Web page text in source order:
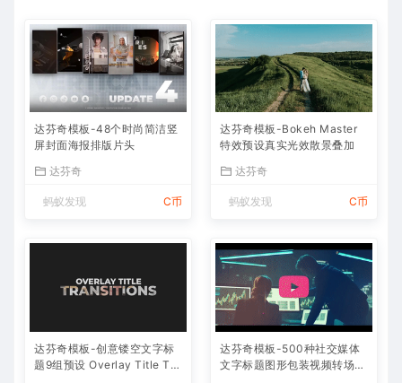
达芬奇模板-48个时尚简洁竖
屏封面海报排版片头
达芬奇
蚂蚁发现 C币
达芬奇模板-Bokeh Master
特效预设真实光效散景叠加
达芬奇
蚂蚁发现 C币
达芬奇模板-创意镂空文字标
题9组预设 Overlay Title Tra
达芬奇模板-500种社交媒体
文字标题图形包装视频转场动